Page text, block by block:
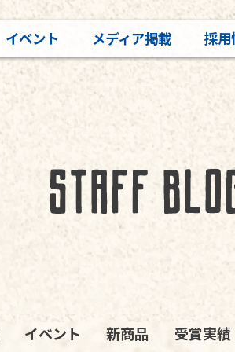
イベント メディア掲載 採
イベント 新商品 受賞実績